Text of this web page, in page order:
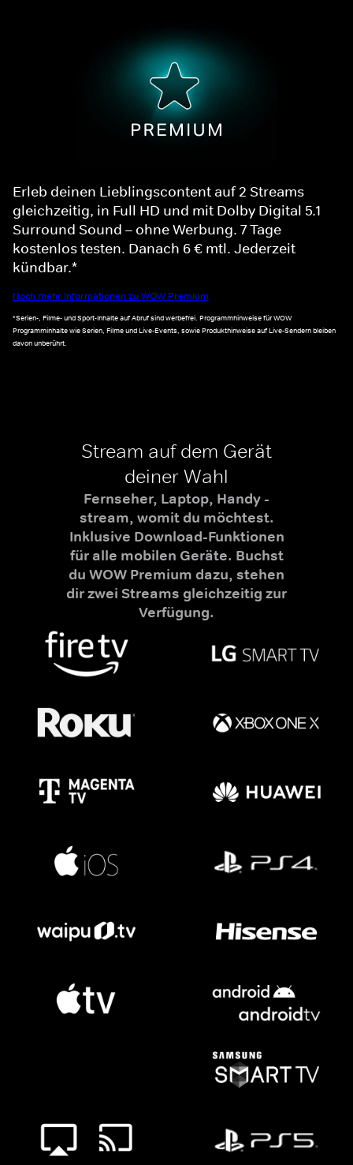
Erleb deinen Lieblingscontent auf 2 Streams
gleichzeitig, in Full HD und mit Dolby Digital 5.1
Surround Sound – ohne Werbung. 7 Tage
kostenlos testen. Danach 6 € mtl. Jederzeit
kündbar.*
Noch mehr Informationen zu WOW Premium
*Serien-, Filme- und Sport-Inhalte auf Abruf sind werbefrei. Programmhinweise für WOW
Programminhalte wie Serien, Filme und Live-Events, sowie Produkthinweise auf Live-Sendern bleiben
davon unberührt.
Stream auf dem Gerät
deiner Wahl
Fernseher, Laptop, Handy -
stream, womit du möchtest.
Inklusive Download-Funktionen
für alle mobilen Geräte. Buchst
du WOW Premium dazu, stehen
dir zwei Streams gleichzeitig zur
Verfügung.